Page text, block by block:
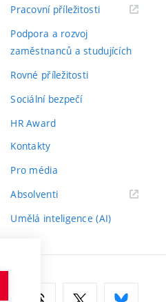
Pracovní příležitosti(externí
Podpora a rozvoj
zaměstnanců a studujících
Rovné příležitosti
Sociální bezpečí
HR Award
Kontakty
Pro média
Absolventi(externí
Umělá inteligence (AI)